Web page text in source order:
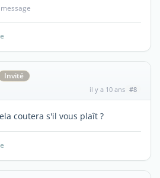
Invité
il y a 10 ans #8
coutera s'il vous plaît ?